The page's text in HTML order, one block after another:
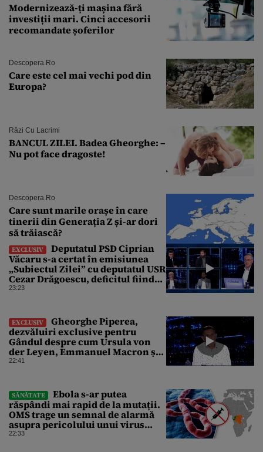
Modernizează-ți mașina fără
investiții mari. Cinci accesorii
recomandate șoferilor
Descopera.ro
Care este cel mai vechi pod din
Europa?
Râzi Cu Lacrimi
BANCUL ZILEI. Badea Gheorghe: –
Nu pot face dragoste!
Descopera.ro
Care sunt marile orașe în care
tinerii din Generația Z și-ar dori
să trăiască?
EXCLUSIV
Deputatul PSD Ciprian
Văcaru s-a certat în emisiunea
„Subiectul Zilei” cu deputatul USR
Cezar Drăgoescu, deficitul fiind
motivul scandalului
23:23
EXCLUSIV
Gheorghe Piperea,
dezvăluiri exclusive pentru
Gândul despre cum Ursula von
der Leyen, Emmanuel Macron și
Zelenski plănuiesc pe Signal să îl
22:41
SĂNĂTATE
Ebola s-ar putea
răspândi mai rapid de la mutații.
OMS trage un semnal de alarmă
asupra pericolului unui virus
pentru care nu există vaccin
22:33